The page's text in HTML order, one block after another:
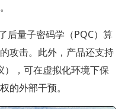
后量子密码学（PQC）算
攻击。此外，产品还支持
），可在虚拟化环境下保
的外部干预。